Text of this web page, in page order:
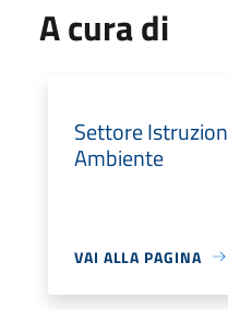
A cura di
Settore
Ambiente
VAI ALLA PAGINA